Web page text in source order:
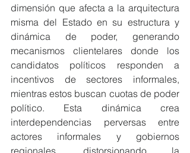
dimensión que afecta a la arquitectura
misma del Estado en su estructura y
dinámica de poder, generando
mecanismos clientelares donde los
candidatos políticos responden a
incentivos de sectores informales,
mientras estos buscan cuotas de poder
político. Esta dinámica crea
interdependencias perversas entre
actores informales y gobiernos
regionales, distorsionando la